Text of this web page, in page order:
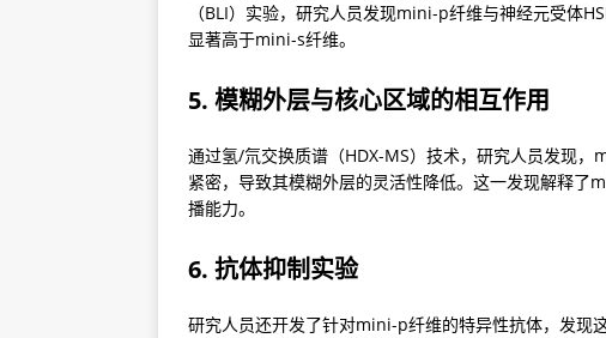
（BLI）实验，研究人员发现mini-p纤维与神经元受
显著高于mini-s纤维。
5. 模糊外层与核心区域的相互作用
通过氢/氘交换质谱（HDX-MS）技术，研究人员发现
紧密，导致其模糊外层的灵活性降低。这一发现解释
播能力。
6. 抗体抑制实验
研究人员还开发了针对mini-p纤维的特异性抗体，发